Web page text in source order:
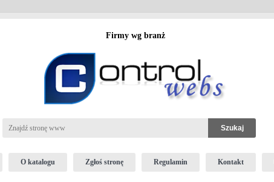
Firmy wg branż
O katalogu Zgłoś stronę Regulamin Kontakt